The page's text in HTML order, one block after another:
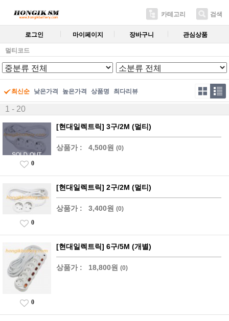
카테고리 검색
로그인 마이페이지 장바구니 관심상품
멀티코드
최신순 낮은가격 높은가격 상품명 최다리뷰
1 - 20
[현대일렉트릭] 3구/2M (멀티)
상품가 : 4,500원 (0)
0
[현대일렉트릭] 2구/2M (멀티)
상품가 : 3,400원 (0)
0
[현대일렉트릭] 6구/5M (개별)
상품가 : 18,800원 (0)
0